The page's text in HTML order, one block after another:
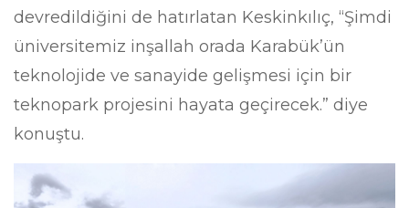
devredildiğini de hatırlatan Keskinkılıç, “Şimdi
üniversitemiz inşallah orada Karabük’ün
teknolojide ve sanayide gelişmesi için bir
teknopark projesini hayata geçirecek.” diye
konuştu.